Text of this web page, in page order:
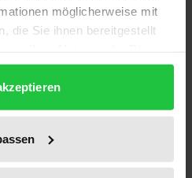
möglicherweise mit
die Sie ihnen bereitgestellt